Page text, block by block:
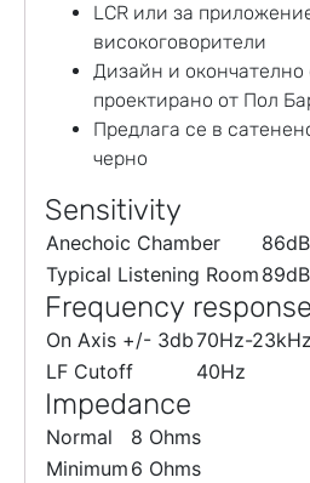
LCR или за
високоговорители
Дизайн и окончателно
проектирано от Пол
Предлага се в
черно
Sensitivity
Anechoic Chamber
86dB
Typical Listening Room 89dB
Frequency response
On Axis +/- 3db70Hz-23kHz
LF Cutoff
40Hz
Impedance
Normal
8 Ohms
Minimum 6 Ohms